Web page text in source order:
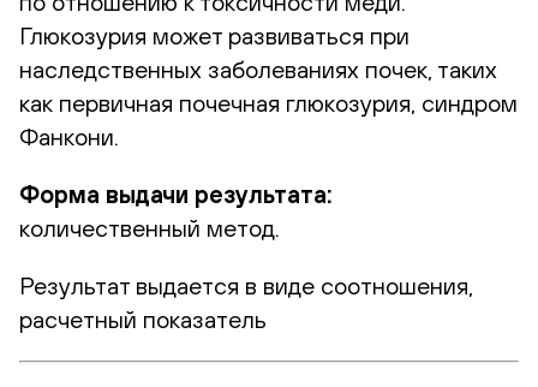
Глюкозурия может развиваться при
наследственных заболеваниях почек, таких
как первичная почечная глюкозурия, синдром
Фанкони.
Форма выдачи результата:
количественный метод.
Результат выдается в виде соотношения,
расчетный показатель